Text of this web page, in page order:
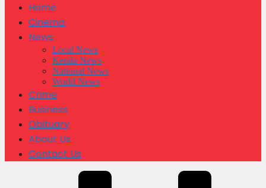
Home
Cinema
News
Local News
Kerala News
National News
World News
Crime
Business
Obituary
About Us
Contact Us